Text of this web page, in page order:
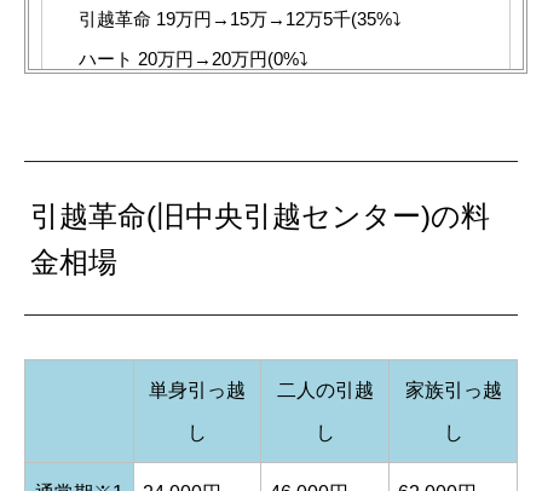
引越革命 19万円→15万→12万5千(35%⤵︎
ハート 20万円→20万円(0%⤵︎
— テン(Ten)｜双極性障害II型 (@ten_bipolar2)
引越革命(旧中央引越センター)の料
金相場
単身引っ越
し
二人の引越
し
家族引っ越
し